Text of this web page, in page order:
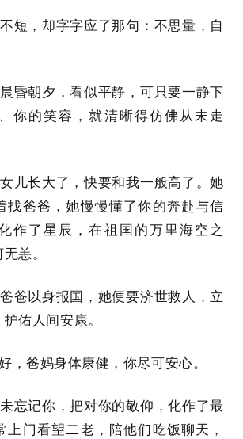
，却字字应了那句：不思量，自
朝夕，看似平静，可只要一静下
你的笑容，就清晰得仿佛从未走
长大了，快要和我一般高了。她
找爸爸，她慢慢懂了你的奔赴与信
作了星辰，在祖国的万里海空之
恙。
以身报国，她便要济世救人，立
佑人间安康。
爸妈身体康健，你尽可安心。
记你，把对你的敬仰，化作了最
上门看望二老，陪他们吃饭聊天，